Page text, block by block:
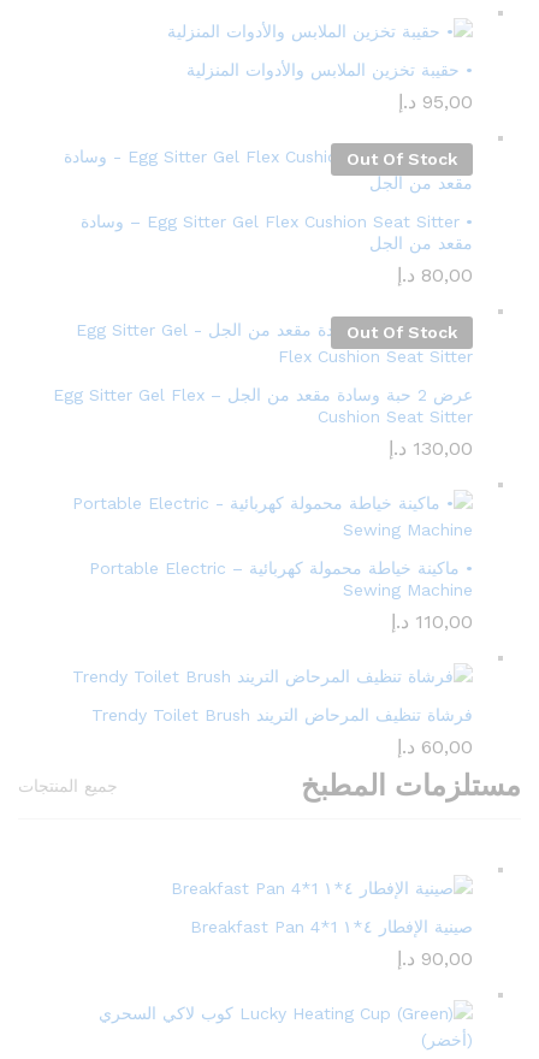
• حقيبة تخزين الملابس والأدوات المنزلية
95,00 د.إ
Out Of Stock
• Egg Sitter Gel Flex Cushion Seat Sitter – وسادة
مقعد من الجل
80,00 د.إ
Out Of Stock
عرض 2 حبة وسادة مقعد من الجل – Egg Sitter Gel Flex
Cushion Seat Sitter
130,00 د.إ
• ماكينة خياطة محمولة كهربائية – Portable Electric
Sewing Machine
110,00 د.إ
فرشاة تنظيف المرحاض التريند Trendy Toilet Brush
60,00 د.إ
مستلزمات المطبخ جميع المنتجات
صينية الإفطار ٤*١ Breakfast Pan 4*1
90,00 د.إ